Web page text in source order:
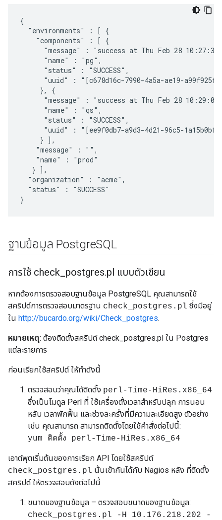
{
  "environments" : [ {
    "components" : [ {
"message" : "success at Thu Feb 28 10:27:38
      "name" : "pg",
      "status" : "SUCCESS",
"uuid" : "[c678d16c-7990-4a5a-ae19-
     }, {
"message" : "success at Thu Feb 28 10:29:03
      "name" : "qs",
      "status" : "SUCCESS",
"uuid" : "[ee9f0db7-a9d3-4d21-96c5-
     } ],
    "message" : "",
    "name" : "prod"
   } ],
  "organization" : "acme",
  "status" : "SUCCESS"
}
ฐานข้อมูล PostgreSQL
การใช้ check postgres.pl แบบตัวเขียน
หากต้องการตรวจสอบฐานข้อมูล PostgreSQL คุณสามารถใช้
สคริปต์การตรวจสอบมาตรฐาน check_postgres.pl ซึ่งมีอยู่
ใน http://bucardo.org/wiki/Check_postgres.
หมายเหตุ: ต้องติดตั้งสคริปต์ check_postgres.pl ใน Postgres
แต่ละรายการ
ก่อนเรียกใช้สคริปต์ ให้ทำดังนี้
ตรวจสอบว่าคุณได้ติดตั้ง perl-Time-HiRes.x86_64
ซึ่งเป็นโมดูล Perl ที่ ใช้เครื่องตั้งเวลาสำหรับปลุก การนอน
หลับ เวลาพักฟื้น และช่วงละครั้งที่มีความละเอียดสูง ตัวอย่าง
เช่น คุณสามารถ สามารถติดตั้งโดยใช้คำสั่งต่อไปนี้:
yum ติดตั้ง perl-Time-HiRes.x86_64
เอาต์พุตเริ่มต้นของการเรียก API โดยใช้สคริปต์
check_postgres.pl นั้นเข้ากันได้กับ Nagios หลัง ที่ติดตั้ง
สคริปต์ ให้ตรวจสอบดังต่อไปนี้
ขนาดของฐานข้อมูล – ตรวจสอบขนาดของฐานข้อมูล:
check_postgres.pl -H 10.176.218.202 -